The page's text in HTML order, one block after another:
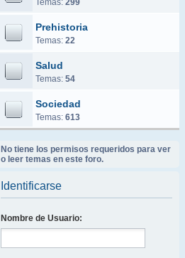
Temas: 299
Prehistoria
Temas: 22
Salud
Temas: 54
Sociedad
Temas: 613
No tiene los permisos requeridos para ver
o leer temas en este foro.
Identificarse
Nombre de Usuario: